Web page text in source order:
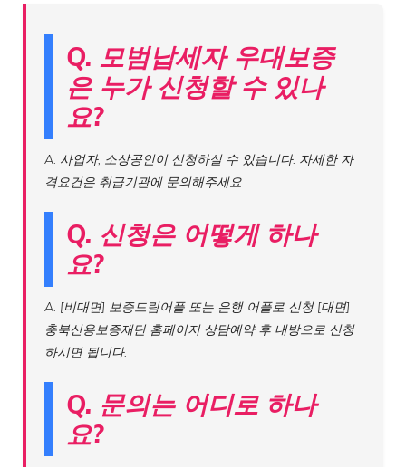
Q. 모범납세자 우대보증
은 누가 신청할 수 있나
요?
A. 사업자, 소상공인이 신청하실 수 있습니다. 자세한 자
격요건은 취급기관에 문의해주세요.
Q. 신청은 어떻게 하나
요?
A. [비대면] 보증드림어플 또는 은행 어플로 신청 [대면]
충북신용보증재단 홈페이지 상담예약 후 내방으로 신청
하시면 됩니다.
Q. 문의는 어디로 하나
요?